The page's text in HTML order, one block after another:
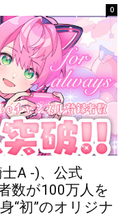
0
A -)、公式
数が100万人を
“初”のオリジナ